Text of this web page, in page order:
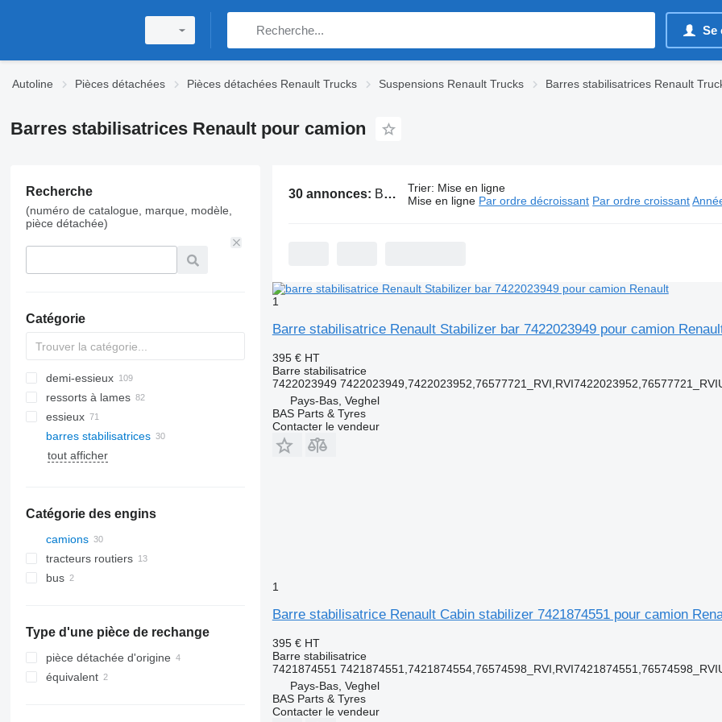
Se
Autoline Pièces détachées Pièces détachées Renault Trucks Suspensions Renault Trucks Barres stabilisatrices Renault
Barres stabilisatrices Renault pour camion
Recherche
(numéro de catalogue, marque, modèle,
pièce détachée)
Catégorie
demi-essieux
ressorts à lames
essieux
barres stabilisatrices
tout afficher
Catégorie des engins
camions
tracteurs routiers
bus
Type d'une pièce de rechange
pièce détachée d'origine
équivalent
30 annonces: Barres stabilisatrices Renault pour camion Trier: Mise en ligne
Mise en ligne Par ordre décroissant Par ordre croissant
1
Barre stabilisatrice Renault Stabilizer bar 7422023949 pour camion
395 € HT
Barre stabilisatrice
7422023949
Pays-Bas, Veghel
BAS Parts & Tyres
Contacter le vendeur
1
Barre stabilisatrice Renault Cabin stabilizer 7421874551 pour camion
395 € HT
Barre stabilisatrice
7421874551
Pays-Bas, Veghel
BAS Parts & Tyres
Contacter le vendeur